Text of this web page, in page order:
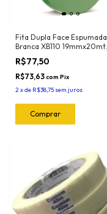
Fita Dupla Face Espumada
Branca XB110 19mmx20mt
Adere
R$77,50
R$73,63com Pix
2xde R$38,75 sem juros